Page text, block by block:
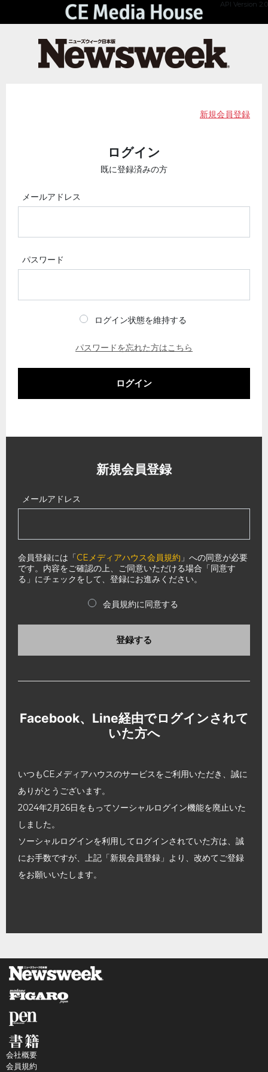
API Version 2.0
新規会員登録
ログイン
既に登録済みの方
メールアドレス
パスワード
ログイン状態を維持する
パスワードを忘れた方はこちら
ログイン
新規会員登録
メールアドレス
会員登録には「CEメディアハウス会員規約 」への同意が必要
です。内容をご確認の上、ご同意いただける場合「同意す
る」にチェックをして、登録にお進みください。
会員規約に同意する
登録する
Facebook、Line経由でログインされて
いた方へ
いつもCEメディアハウスのサービスをご利用いただき、誠に
ありがとうございます。
2024年2月26日をもってソーシャルログイン機能を廃止いた
しました。
ソーシャルログインを利用してログインされていた方は、誠
にお手数ですが、上記「新規会員登録」より、改めてご登録
をお願いいたします。
会社概要
会員規約